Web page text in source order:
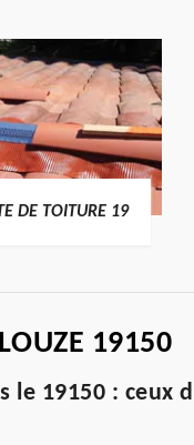
DE TOITURE 19
19150
le 19150 : ceux